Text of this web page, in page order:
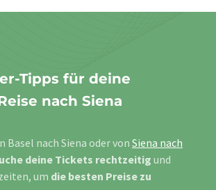
Tipps für deine
nach Siena
Basel nach Siena oder von Siena nach
deine Tickets rechtzeitigund
um die besten Preise zu